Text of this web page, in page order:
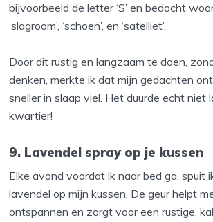
bijvoorbeeld de letter ‘S’ en bedacht
‘slagroom’, ‘schoen’, en ‘satelliet’.
Door dit rustig en langzaam te doen,
denken, merkte ik dat mijn gedachten
sneller in slaap viel. Het duurde echt niet
kwartier!
9. Lavendel spray op je kussen
Elke avond voordat ik naar bed ga, spuit
lavendel op mijn kussen. De geur helpt
ontspannen en zorgt voor een rustige,